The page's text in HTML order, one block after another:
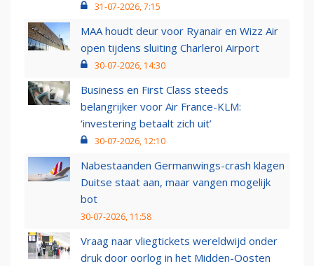
31-07-2026, 7:15
MAA houdt deur voor Ryanair en Wizz Air
open tijdens sluiting Charleroi Airport
30-07-2026, 14:30
Business en First Class steeds
belangrijker voor Air France-KLM:
‘investering betaalt zich uit’
30-07-2026, 12:10
Nabestaanden Germanwings-crash klagen
Duitse staat aan, maar vangen mogelijk
bot
30-07-2026, 11:58
Vraag naar vliegtickets wereldwijd onder
druk door oorlog in het Midden-Oosten